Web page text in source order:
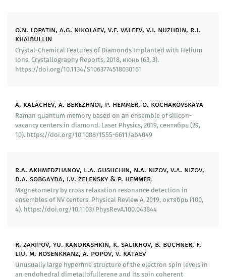
неглубокий слой NV-центров (глубина залегания не
превышает 3.6 нм), который является оптимальным
для применений в области измерения магнитного
поля в наномасштабе.
центров окраски в алмазе, как: SiV-, GeV- и SnV-
центры, которые могут возбуждаться в окне
биологической прозрачности. Показано, что их
можно использовать для прецизионного измерения
Проведены измерения автокорреляционной
функции поля излучения одиночных центров
окраски в алмазе и регистрации флуоресценции
одиночных центров с помощью суженных волокон.
Выполнено численное моделирование,
и модой суженного оптического волокна.
Создан квантовый температурный датчик с
o.n. lopatin, a.g. nikolaev, v.f. valeev, v.i. nuzhdin, r.i.
khaibullin
Crystal-Chemical Features of Diamonds Implanted with Helium
Ions, Crystallography Reports, 2018, июнь (63, 3).
https://doi.org/10.1134/S1063774518030161
a. kalachev, a. berezhnoi, p. hemmer, o. kocharovskaya
Raman quantum memory based on an ensemble of silicon-
vacancy centers in diamond. Laser Physics, 2019, сентябрь (29,
10). https://doi.org/10.1088/1555-6611/ab4049
r.a. akhmedzhanov, l.a. gushchin, n.a. nizov, v.a. nizov,
d.a. sobgayda, i.v. zelensky & p. hemmer
Magnetometry by cross relaxation resonance detection in
ensembles of NV centers. Physical Review A, 2019, октябрь (100,
4). https://doi.org/10.1103/PhysRevA.100.043844
r. zaripov, yu. kandrashkin, k. salikhov, b. büchner, f.
liu, m. rosenkranz, a. popov, v. kataev
Unusually large hyperfine structure of the electron spin levels in
an endohedral dimetallofullerene and its spin coherent